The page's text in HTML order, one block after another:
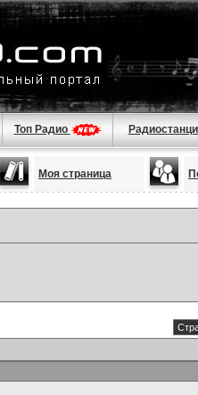
Топ Радио
Моя страница